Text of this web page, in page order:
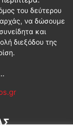
του δεύτερου
να δώσουμε
και
διεξόδου της